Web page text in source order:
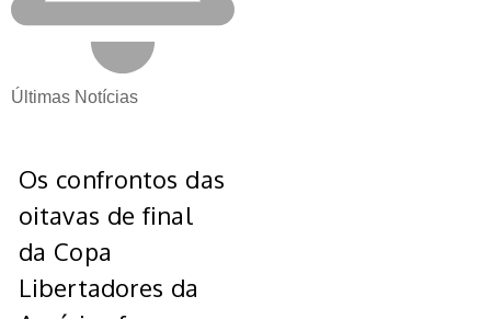
Últimas Notícias
Os confrontos das
oitavas de final
da Copa
Libertadores da